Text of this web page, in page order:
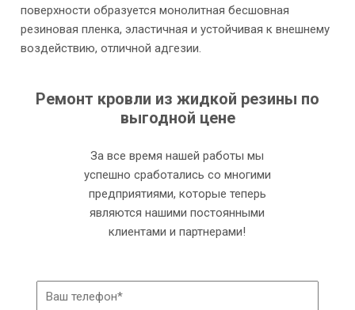
поверхности образуется монолитная бесшовная
резиновая пленка, эластичная и устойчивая к внешнему
воздействию, отличной адгезии.
Ремонт кровли из жидкой резины по
выгодной цене
За все время нашей работы мы
успешно сработались со многими
предприятиями, которые теперь
являются нашими постоянными
клиентами и партнерами!